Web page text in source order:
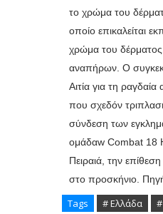
το χρώμα του
οποίο επικαλείται
χρώμα του
αναπήρων. Ο
Αιτία για τη
που σχεδόν
σύνδεση των
ομάδαw Combat 18
Πειραιά, την
στο προσκήνιο.
Tags # Ελλάδα